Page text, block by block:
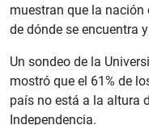
muestran que la
de dónde se encuentra
Un sondeo de la
mostró que el 61% de
país no está a la altura
Independencia.